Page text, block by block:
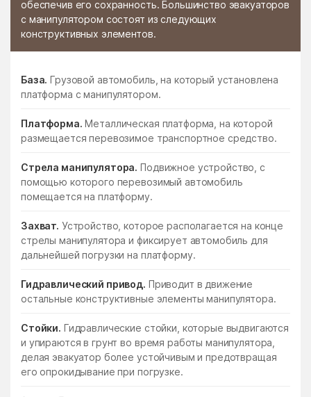
обеспечив его сохранность. Большинство эвакуаторов
с манипулятором состоят из следующих
конструктивных элементов.
База. Грузовой автомобиль, на который установлена
платформа с манипулятором.
Платформа. Металлическая платформа, на которой
размещается перевозимое транспортное средство.
Стрела манипулятора. Подвижное устройство, с
помощью которого перевозимый автомобиль
помещается на платформу.
Захват. Устройство, которое располагается на конце
стрелы манипулятора и фиксирует автомобиль для
дальнейшей погрузки на платформу.
Гидравлический привод. Приводит в движение
остальные конструктивные элементы манипулятора.
Стойки. Гидравлические стойки, которые выдвигаются
и упираются в грунт во время работы манипулятора,
делая эвакуатор более устойчивым и предотвращая
его опрокидывание при погрузке.